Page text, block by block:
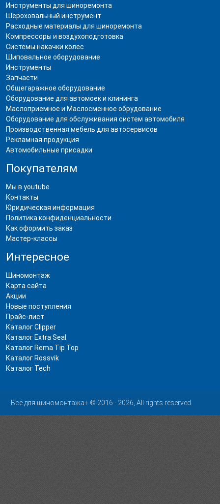
Инструменты для шиноремонта
Шероховальный инструмент
Расходные материалы для шиноремонта
Компрессоры и воздухоподготовка
Системы накачки колес
Шиповальное оборудование
Инструменты
Запчасти
Общегаражное оборудование
Оборудование для автомоек и клининга
Маслоприемное и Маслосменное обрудование
Оборудование для обслуживания систем автомобиля
Производственная мебель для автосервисов
Рекламная продукция
Автомобильные присадки
Покупателям
Мы в youtube
Контакты
Юридическая информация
Политика конфиденциальности
Как оформить заказ
Мастер-классы
Интересное
Шиномонтаж
Карта сайта
Акции
Новые поступления
Прайс-лист
Каталог Clipper
Каталог Extra Seal
Каталог Rema Tip Top
Каталог Rossvik
Каталог Tech
Всё для шиномонтажа+ © 2016 - 2026, All rights reserved.